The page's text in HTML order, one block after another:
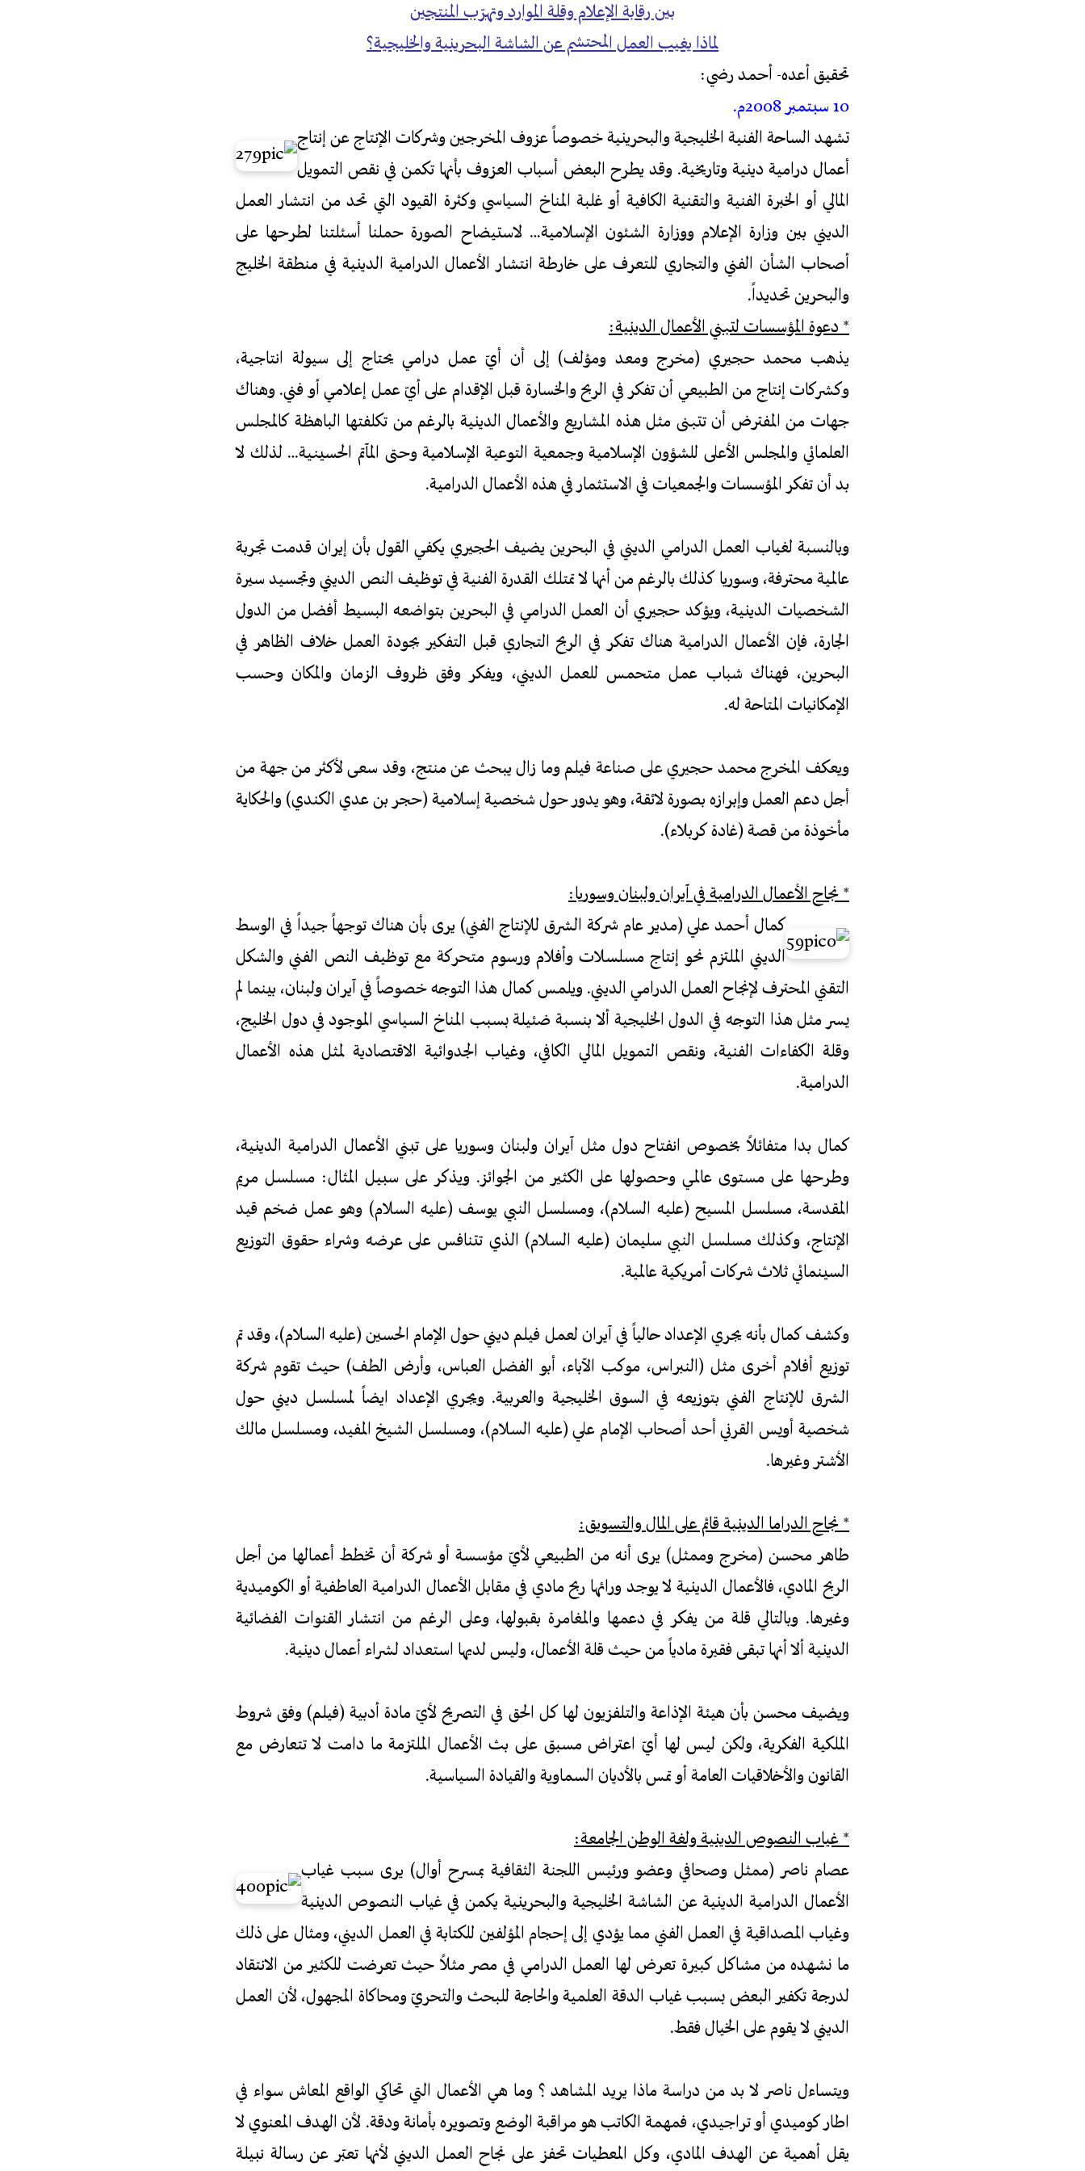
بين رقابة الإعلام وقلة الموارد وتهرّب المنتجين
لماذا يغيب العمل المحتشم عن الشاشة البحرينية والخليجية؟
تحقيق أعده- أحمد رضي:
10 سبتمبر 2008م.
تشهد الساحة الفنية الخليجية والبحرينية خصوصاً عزوف المخرجين وشركات الإنتاج عن إنتاج
أعمال درامية دينية وتاريخية. وقد يطرح البعض أسباب العزوف بأنها تكمن في نقص التمويل
المالي أو الخبرة الفنية والتقنية الكافية أو غلبة المناخ السياسي وكثرة القيود التي تحد من انتشار العمل
الديني بين وزارة الإعلام ووزارة الشئون الإسلامية… لاستيضاح الصورة حملنا أسئلتنا لطرحها على
أصحاب الشأن الفني والتجاري للتعرف على خارطة انتشار الأعمال الدرامية الدينية في منطقة الخليج
والبحرين تحديداً.
* دعوة المؤسسات لتبني الأعمال الدينية:
يذهب محمد حجيري (مخرج ومعد ومؤلف) إلى أن أيّ عمل درامي يحتاج إلى سيولة انتاجية،
وكشركات إنتاج من الطبيعي أن تفكر في الربح والخسارة قبل الإقدام على أيّ عمل إعلامي أو فني. وهناك
جهات من المفترض أن تتبنى مثل هذه المشاريع والأعمال الدينية بالرغم من تكلفتها الباهظة كالمجلس
العلمائي والمجلس الأعلى للشؤون الإسلامية وجمعية التوعية الإسلامية وحتى المآتم الحسينية… لذلك لا
بد أن تفكر المؤسسات والجمعيات في الاستثمار في هذه الأعمال الدرامية.
وبالنسبة لغياب العمل الدرامي الديني في البحرين يضيف الحجيري يكفي القول بأن إيران قدمت تجربة
عالمية محترفة، وسوريا كذلك بالرغم من أنها لا تمتلك القدرة الفنية في توظيف النص الديني وتجسيد سيرة
الشخصيات الدينية، ويؤكد حجيري أن العمل الدرامي في البحرين بتواضعه البسيط أفضل من الدول
الجارة، فإن الأعمال الدرامية هناك تفكر في الربح التجاري قبل التفكير بجودة العمل خلاف الظاهر في
البحرين، فهناك شباب عمل متحمس للعمل الديني، ويفكر وفق ظروف الزمان والمكان وحسب
الإمكانيات المتاحة له.
ويعكف المخرج محمد حجيري على صناعة فيلم وما زال يبحث عن منتج، وقد سعى لأكثر من جهة من
أجل دعم العمل وإبرازه بصورة لائقة، وهو يدور حول شخصية إسلامية (حجر بن عدي الكندي) والحكاية
مأخوذة من قصة (غادة كربلاء).
* نجاح الأعمال الدرامية في آيران ولبنان وسوريا:
كمال أحمد علي (مدير عام شركة الشرق للإنتاج الفني) يرى بأن هناك توجهاً جيداً في الوسط
الديني الملتزم نحو إنتاج مسلسلات وأفلام ورسوم متحركة مع توظيف النص الفني والشكل
التقني المحترف لإنجاح العمل الدرامي الديني. ويلمس كمال هذا التوجه خصوصاً في آيران ولبنان، بينما لم
يسر مثل هذا التوجه في الدول الخليجية ألا بنسبة ضئيلة بسبب المناخ السياسي الموجود في دول الخليج،
وقلة الكفاءات الفنية، ونقص التمويل المالي الكافي، وغياب الجدوائية الاقتصادية لمثل هذه الأعمال
الدرامية.
كمال بدا متفائلاً بخصوص انفتاح دول مثل آيران ولبنان وسوريا على تبني الأعمال الدرامية الدينية،
وطرحها على مستوى عالمي وحصولها على الكثير من الجوائز. ويذكر على سبيل المثال: مسلسل مريم
المقدسة، مسلسل المسيح (عليه السلام)، ومسلسل النبي يوسف (عليه السلام) وهو عمل ضخم قيد
الإنتاج، وكذلك مسلسل النبي سليمان (عليه السلام) الذي تتنافس على عرضه وشراء حقوق التوزيع
السينمائي ثلاث شركات أمريكية عالمية.
وكشف كمال بأنه يجري الإعداد حالياً في آيران لعمل فيلم ديني حول الإمام الحسين (عليه السلام)، وقد تم
توزيع أفلام أخرى مثل (النبراس، موكب الآباء، أبو الفضل العباس، وأرض الطف) حيث تقوم شركة
الشرق للإنتاج الفني بتوزيعه في السوق الخليجية والعربية. ويجري الإعداد ايضاً لمسلسل ديني حول
شخصية أويس القرني أحد أصحاب الإمام علي (عليه السلام)، ومسلسل الشيخ المفيد، ومسلسل مالك
الأشتر وغيرها.
* نجاح الدراما الدينية قائم على المال والتسويق:
طاهر محسن (مخرج وممثل) يرى أنه من الطبيعي لأيّ مؤسسة أو شركة أن تخطط أعمالها من أجل
الربح المادي، فالأعمال الدينية لا يوجد ورائها ربح مادي في مقابل الأعمال الدرامية العاطفية أو الكوميدية
وغيرها. وبالتالي قلة من يفكر في دعمها والمغامرة بقبولها، وعلى الرغم من انتشار القنوات الفضائية
الدينية ألا أنها تبقى فقيرة مادياً من حيث قلة الأعمال، وليس لديها استعداد لشراء أعمال دينية.
ويضيف محسن بأن هيئة الإذاعة والتلفزيون لها كل الحق في التصريح لأيّ مادة أدبية (فيلم) وفق شروط
الملكية الفكرية، ولكن ليس لها أيّ اعتراض مسبق على بث الأعمال الملتزمة ما دامت لا تتعارض مع
القانون والأخلاقيات العامة أو تمس بالأديان السماوية والقيادة السياسية.
* غياب النصوص الدينية ولغة الوطن الجامعة:
عصام ناصر (ممثل وصحافي وعضو ورئيس اللجنة الثقافية بمسرح أوال) يرى سبب غياب
الأعمال الدرامية الدينية عن الشاشة الخليجية والبحرينية يكمن في غياب النصوص الدينية
وغياب المصداقية في العمل الفني مما يؤدي إلى إحجام المؤلفين للكتابة في العمل الديني، ومثال على ذلك
ما نشهده من مشاكل كبيرة تعرض لها العمل الدرامي في مصر مثلاً حيث تعرضت للكثير من الانتقاد
لدرجة تكفير البعض بسبب غياب الدقة العلمية والحاجة للبحث والتحريّ ومحاكاة المجهول، لأن العمل
الديني لا يقوم على الخيال فقط.
ويتساءل ناصر لا بد من دراسة ماذا يريد المشاهد ؟ وما هي الأعمال التي تحاكي الواقع المعاش سواء في
اطار كوميدي أو تراجيدي، فمهمة الكاتب هو مراقبة الوضع وتصويره بأمانة ودقة. لأن الهدف المعنوي لا
يقل أهمية عن الهدف المادي، وكل المعطيات تحفز على نجاح العمل الديني لأنها تعبّر عن رسالة نبيلة